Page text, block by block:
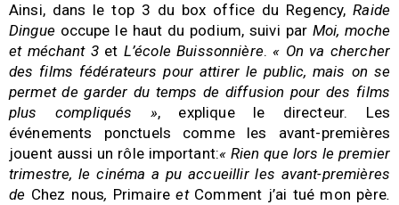
Ainsi, dans le top 3 du box office du Regency,Raide
Dingue occupe le haut du podium, suivi par Moi, moche
et méchant 3 et L’école Buissonnière. « On va chercher
des films fédérateurs pour attirer le public, mais on se
permet de garder du temps de diffusion pour des films
plus compliqués », explique le directeur. Les
événements ponctuels comme les avant-premières
jouent aussi un rôle important:« Rien que lors le premier
trimestre, le cinéma a pu accueillir les avant-premières
de Chez nous, Primaire et Comment j’ai tué mon père.